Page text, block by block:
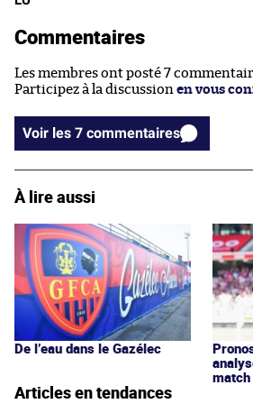
Commentaires
Les membres ont posté 7
Participez à la discussion en vous
Voir les 7 commentaires
À lire aussi
De l’eau dans le Gazélec
match
Articles en tendances